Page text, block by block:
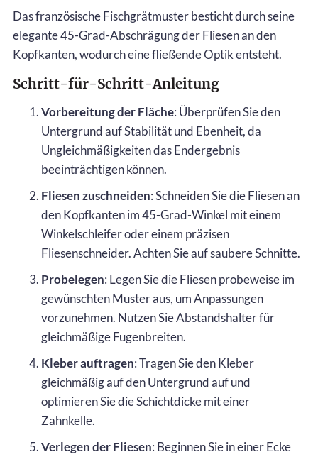
Das französische Fischgrätmuster besticht durch seine
elegante 45-Grad-Abschrägung der Fliesen an den
Kopfkanten, wodurch eine fließende Optik entsteht.
Schritt-für-Schritt-Anleitung
Vorbereitung der Fläche: Überprüfen Sie den
Untergrund auf Stabilität und Ebenheit, da
Ungleichmäßigkeiten das Endergebnis
beeinträchtigen können.
Fliesen zuschneiden: Schneiden Sie die Fliesen an
den Kopfkanten im 45-Grad-Winkel mit einem
Winkelschleifer oder einem präzisen
Fliesenschneider. Achten Sie auf saubere Schnitte.
Probelegen: Legen Sie die Fliesen probeweise im
gewünschten Muster aus, um Anpassungen
vorzunehmen. Nutzen Sie Abstandshalter für
gleichmäßige Fugenbreiten.
Kleber auftragen: Tragen Sie den Kleber
gleichmäßig auf den Untergrund auf und
optimieren Sie die Schichtdicke mit einer
Zahnkelle.
Verlegen der Fliesen: Beginnen Sie in einer Ecke